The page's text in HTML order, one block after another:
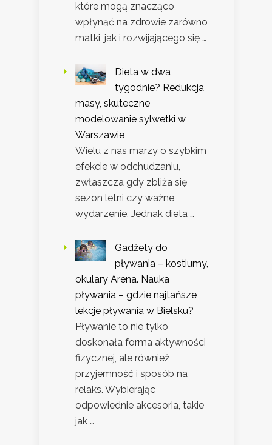
które mogą znacząco
wpłynąć na zdrowie zarówno
matki, jak i rozwijającego się …
Dieta w dwa
tygodnie? Redukcja
masy, skuteczne
modelowanie sylwetki w
Warszawie
Wielu z nas marzy o szybkim
efekcie w odchudzaniu,
zwłaszcza gdy zbliża się
sezon letni czy ważne
wydarzenie. Jednak dieta …
Gadżety do
pływania – kostiumy,
okulary Arena. Nauka
pływania – gdzie najtańsze
lekcje pływania w Bielsku?
Pływanie to nie tylko
doskonała forma aktywności
fizycznej, ale również
przyjemność i sposób na
relaks. Wybierając
odpowiednie akcesoria, takie
jak …